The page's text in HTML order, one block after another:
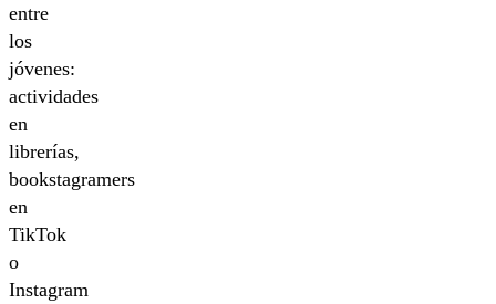
entre
los
jóvenes:
actividades
en
librerías,
bookstagramers
en
TikTok
o
Instagram